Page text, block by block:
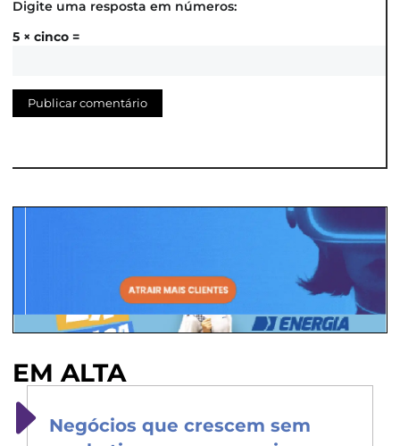
Digite uma resposta em números:
5 × cinco =
EM ALTA
Negócios que crescem sem